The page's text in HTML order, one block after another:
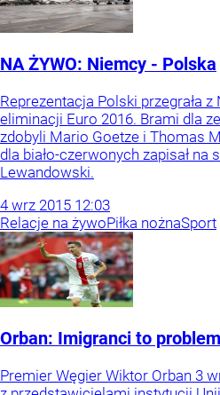
NA ŻYWO: Niemcy - Polska
Reprezentacja Polski przegrała
eliminacji Euro 2016. Brami dla
zdobyli Mario Goetze i Thomas
dla biało-czerwonych zapisał na
Lewandowski.
4 wrz 2015 12:03
Relacje na żywoPiłka nożnaSport
Orban: Imigranci to
Premier Węgier Wiktor Orban 3